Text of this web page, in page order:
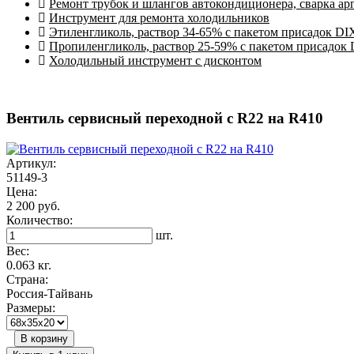
Ремонт трубок и шлангов автокондиционера, сварка
Инструмент для ремонта холодильников
Этиленгликоль, раствор 34-65% с пакетом присадок
Пропиленгликоль, раствор 25-59% с пакетом присадок
Холодильный инструмент с дисконтом
Вентиль сервисный переходной с R22 на R410
Артикул:
51149-3
Цена:
2 200 руб.
Количество:
шт.
Вес:
0.063 кг.
Страна:
Россия-Тайвань
Размеры:
В корзину